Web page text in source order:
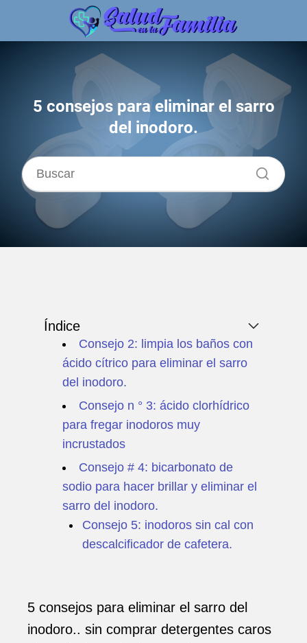
5 consejos para eliminar el sarro
del inodoro.
Índice
Consejo 2: limpia los baños con
ácido cítrico para eliminar el sarro
del inodoro.
Consejo n ° 3: ácido clorhídrico
para fregar inodoros muy
incrustados
Consejo # 4: bicarbonato de
sodio para hacer brillar y eliminar el
sarro del inodoro.
Consejo 5: inodoros sin cal con
descalcificador de cafetera.
5 consejos para eliminar el sarro del
inodoro.. sin comprar detergentes caros